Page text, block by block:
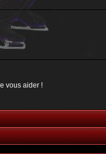
vous aider !